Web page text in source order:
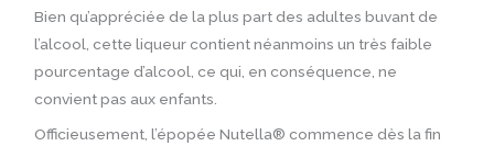
Bien qu’appréciée de la plus part des adultes buvant de
l’alcool, cette liqueur contient néanmoins un très faible
pourcentage d’alcool, ce qui, en conséquence, ne
convient pas aux enfants.
Officieusement, l’épopée Nutella® commence dès la fin